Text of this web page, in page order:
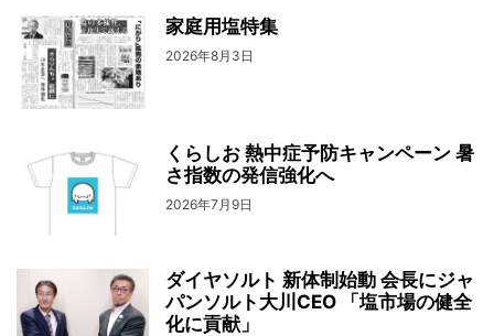
家庭用塩特集
2026年8月3日
くらしお 熱中症予防キャンペーン 暑
さ指数の発信強化へ
2026年7月9日
ダイヤソルト 新体制始動 会長にジャ
パンソルト大川CEO 「塩市場の健全
化に貢献」